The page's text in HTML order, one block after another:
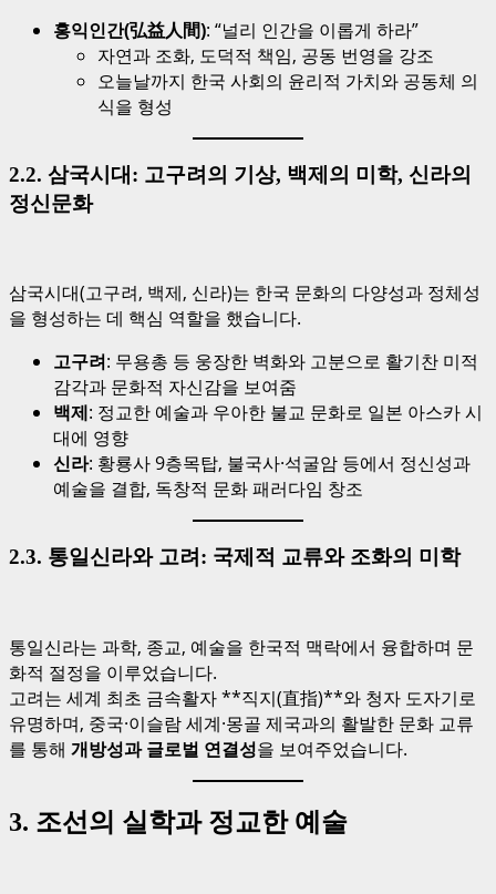
홍익인간(弘益人間): “널리 인간을 이롭게 하라”
자연과 조화, 도덕적 책임, 공동 번영을 강조
오늘날까지 한국 사회의 윤리적 가치와 공동체 의
식을 형성
2.2. 삼국시대: 고구려의 기상, 백제의 미학, 신라의
정신문화
삼국시대(고구려, 백제, 신라)는 한국 문화의 다양성과 정체성
을 형성하는 데 핵심 역할을 했습니다.
고구려: 무용총 등 웅장한 벽화와 고분으로 활기찬 미적
감각과 문화적 자신감을 보여줌
백제: 정교한 예술과 우아한 불교 문화로 일본 아스카 시
대에 영향
신라: 황룡사 9층목탑, 불국사·석굴암 등에서 정신성과
예술을 결합, 독창적 문화 패러다임 창조
2.3. 통일신라와 고려: 국제적 교류와 조화의 미학
통일신라는 과학, 종교, 예술을 한국적 맥락에서 융합하며 문
화적 절정을 이루었습니다.
고려는 세계 최초 금속활자 **직지(直指)**와 청자 도자기로
유명하며, 중국·이슬람 세계·몽골 제국과의 활발한 문화 교류
를 통해 개방성과 글로벌 연결성을 보여주었습니다.
3. 조선의 실학과 정교한 예술